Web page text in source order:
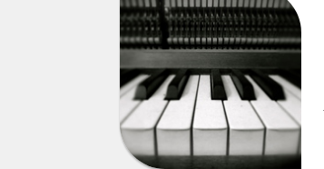
Hjo
Huddinge
Hägersten